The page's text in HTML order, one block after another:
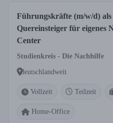
Führungskräfte (m/w/d) als
Quereinsteiger für eigenes
Center
Studienkreis - Die Nachhilfe
deutschlandweit
Vollzeit Teilzeit
Home-Office